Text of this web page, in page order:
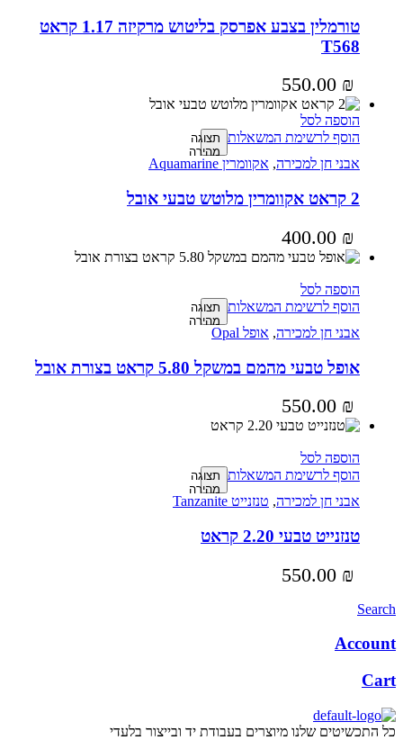
טורמלין בצבע אפרסק בליטוש מרקיזה 1.17 קראט
T568
550.00 ₪
הוספה לסל
הוסף לרשימת המשאלות תצוגה
מהירה
אבני חן למכירה, אקוומרין Aquamarine
2 קראט אקוומרין מלוטש טבעי אובל
400.00 ₪
הוספה לסל
הוסף לרשימת המשאלות תצוגה
מהירה
אבני חן למכירה, אופל Opal
אופל טבעי מהמם במשקל 5.80 קראט בצורת אובל
550.00 ₪
הוספה לסל
הוסף לרשימת המשאלות תצוגה
מהירה
אבני חן למכירה, טנזנייט Tanzanite
טנזנייט טבעי 2.20 קראט
550.00 ₪
Search
Account
Cart
כל התכשיטים שלנו מיוצרים בעבודת יד ובייצור בלעדי